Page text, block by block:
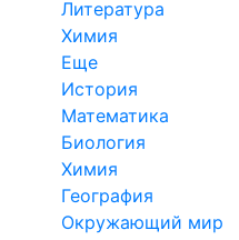
Литература
Химия
Еще
История
Математика
Биология
Химия
География
Окружающий мир